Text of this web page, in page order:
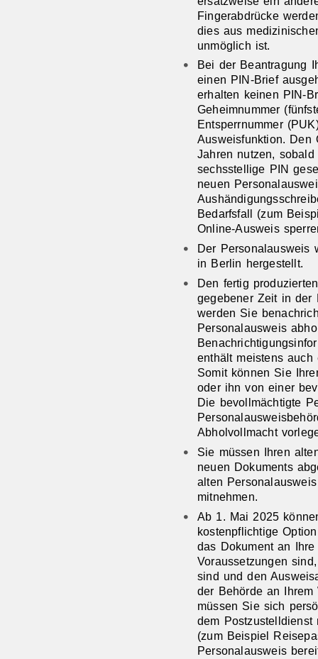
Fingerabdrücke
dies aus
unmöglich ist.
Bei der Beantragung
einen PIN-Brief
erhalten keinen PIN-
Geheimnummer
Entsperrnummer
Ausweisfunktion. Den
Jahren nutzen,
sechsstellige PIN
neuen
Bedarfsfall (zum
Online-Ausweis
Der Personalausweis
in Berlin hergestellt.
Den fertig
gegebener Zeit in der
werden Sie
Personalausweis
enthält meistens auch
Somit können Sie
oder ihn von einer
Die bevollmächtigte
Abholvollmacht
Sie müssen Ihren
neuen Dokuments
alten
mitnehmen.
Ab 1. Mai 2025
kostenpflichtige
das Dokument an
Voraussetzungen
sind und den
der Behörde an
müssen Sie sich
dem
(zum Beispiel
Personalausweis